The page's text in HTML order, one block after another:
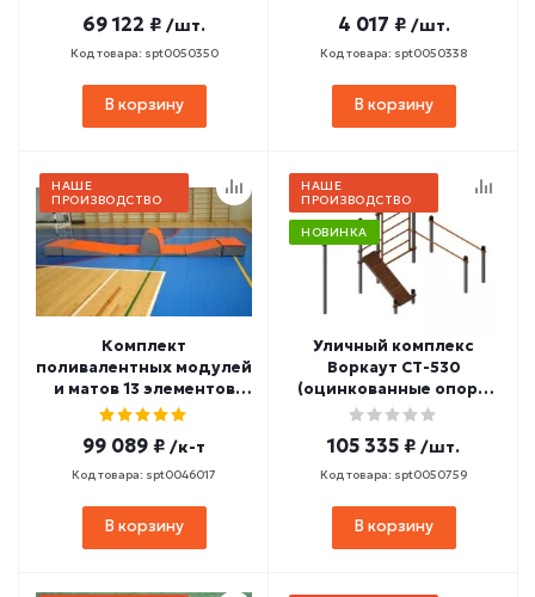
СТ-462
69 122 ₽ /шт.
Код товара: spt0050350
В корзину
4 017 ₽ /шт.
Код товара: spt0050338
В корзину
НАШЕ
ПРОИЗВОДСТВО
Комплект
поливалентных модулей
и матов 13 элементов
(ПВХ-материал,
99 089 ₽ /к-т
Код товара: spt0046017
В корзину
НАШЕ
ПРОИЗВОДСТВО
НОВИНКА
Уличный комплекс
Воркаут СТ-530
(оцинкованные опоры
89 мм)
105 335 ₽ /шт.
Код товара: spt0050759
В корзину